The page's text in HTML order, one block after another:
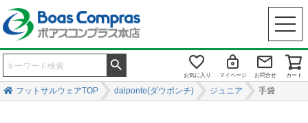
お気に入り マイページ お問合せ カート
フットサルウェアTOP dalponte(ダウポンチ) ジュニア 手袋